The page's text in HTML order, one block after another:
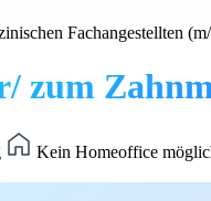
Fachangestellten
zum
Kein Homeoffice